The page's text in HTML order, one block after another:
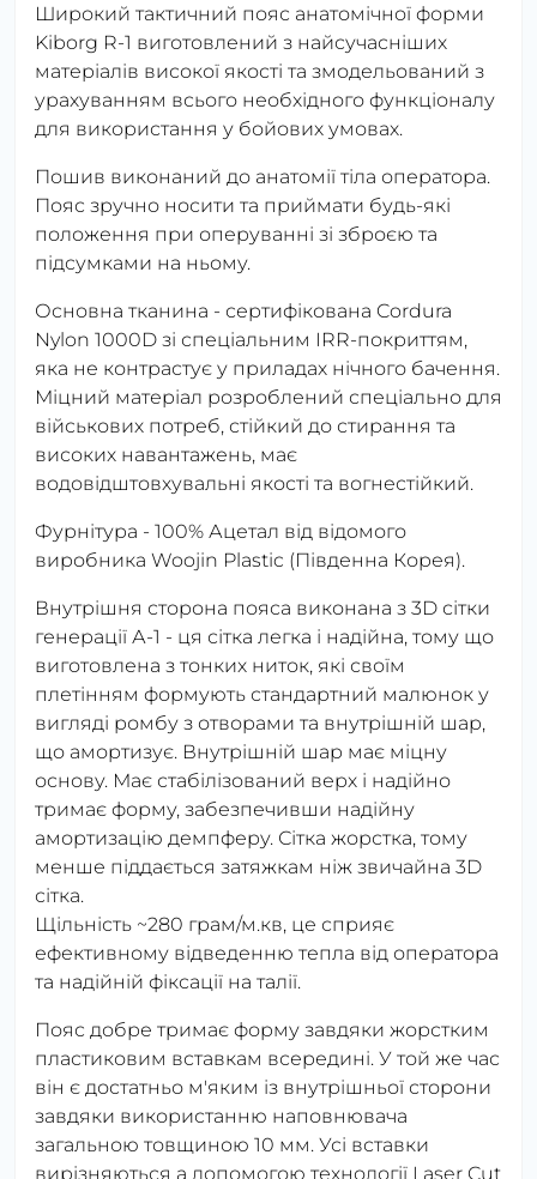
Широкий тактичний пояс анатомічної форми
Kiborg R-1 виготовлений з найсучасніших
матеріалів високої якості та змодельований з
урахуванням всього необхідного функціоналу
для використання у бойових умовах.
Пошив виконаний до анатомії тіла оператора.
Пояс зручно носити та приймати будь-які
положення при оперуванні зі зброєю та
підсумками на ньому.
Основна тканина - сертифікована Cordura
Nylon 1000D зі спеціальним IRR-покриттям,
яка не контрастує у приладах нічного бачення.
Міцний матеріал розроблений спеціально для
військових потреб, стійкий до стирання та
високих навантажень, має
водовідштовхувальні якості та вогнестійкий.
Фурнітура - 100% Ацетал від відомого
виробника Woojin Plastic (Південна Корея).
Внутрішня сторона пояса виконана з 3D сітки
генерації А-1 - ця сітка легка і надійна, тому що
виготовлена з тонких ниток, які своїм
плетінням формують стандартний малюнок у
вигляді ромбу з отворами та внутрішній шар,
що амортизує. Внутрішній шар має міцну
основу. Має стабілізований верх і надійно
тримає форму, забезпечивши надійну
амортизацію демпферу. Сітка жорстка, тому
менше піддається затяжкам ніж звичайна 3D
сітка.
Щільність ~280 грам/м.кв, це сприяє
ефективному відведенню тепла від оператора
та надійній фіксації на талії.
Пояс добре тримає форму завдяки жорстким
пластиковим вставкам всередині. У той же час
він є достатньо м'яким із внутрішньої сторони
завдяки використанню наповнювача
загальною товщиною 10 мм. Усі вставки
вирізняються а допомогою технології Laser Cut